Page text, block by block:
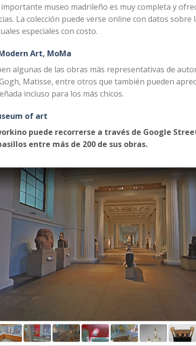
museo madrileño es muy completa y
La colección puede verse online con datos
especiales con costo.
Art, MoMa
algunas de las obras más representativas de
Matisse, entre otros que también pueden
incluso para los más chicos.
of art
puede recorrerse a través de Google
entre más de 200 de sus obras.